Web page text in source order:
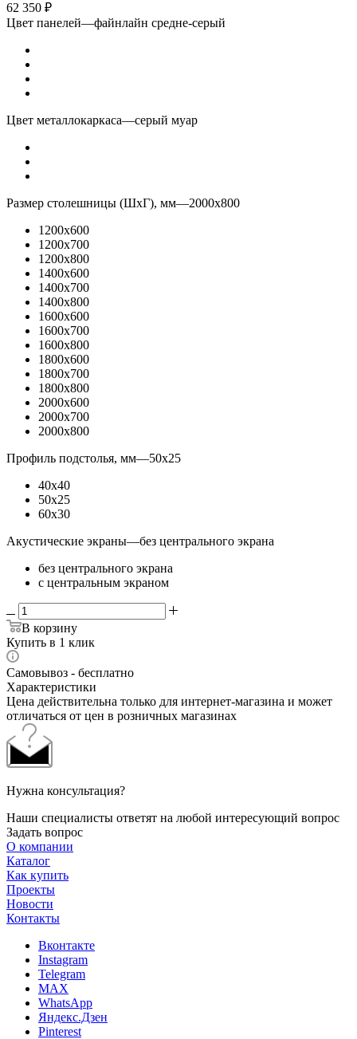
62 350 ₽
Цвет панелей—файнлайн средне-серый
Цвет металлокаркаса—серый муар
Размер столешницы (ШхГ), мм—2000x800
1200x600
1200x700
1200x800
1400x600
1400x700
1400x800
1600x600
1600x700
1600x800
1800x600
1800x700
1800x800
2000x600
2000x700
2000x800
Профиль подстолья, мм—50x25
40x40
50x25
60x30
Акустические экраны—без центрального экрана
без центрального экрана
с центральным экраном
В корзину
Купить в 1 клик
Самовывоз - бесплатно
Характеристики
Цена действительна только для интернет-магазина и может
отличаться от цен в розничных магазинах
Нужна консультация?
Наши специалисты ответят на любой интересующий вопрос
Задать вопрос
О компании
Каталог
Как купить
Проекты
Новости
Контакты
Вконтакте
Instagram
Telegram
MAX
WhatsApp
Яндекс.Дзен
Pinterest